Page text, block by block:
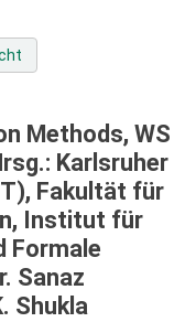
Methods, WS
Karlsruher
Fakultät für
Institut für
Formale
Sanaz
Shukla